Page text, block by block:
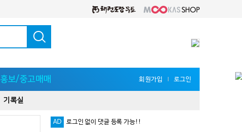
홍보/중고매매 회원가입 l 로그인
기록실
AD
다양한 지식 공유를 원한다면 '무카스 세미나'